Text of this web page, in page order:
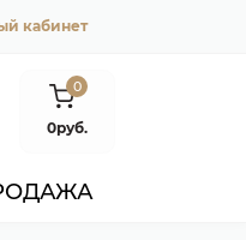
кабинет
0
0руб.